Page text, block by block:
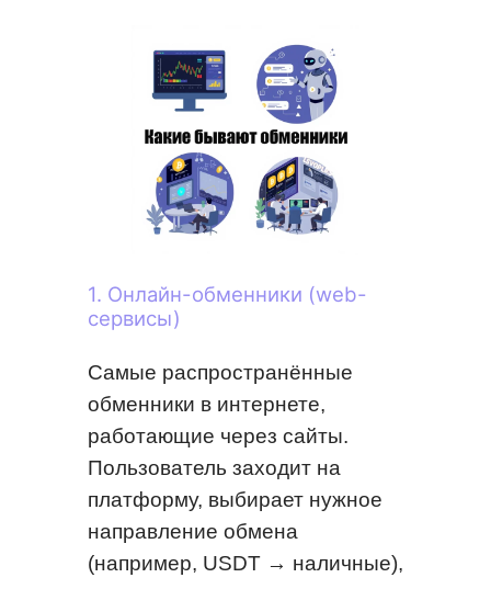
1. Онлайн-обменники (web-
сервисы)
Самые распространённые
обменники в интернете,
работающие через сайты.
Пользователь заходит на
платформу, выбирает нужное
направление обмена
(например, USDT → наличные),